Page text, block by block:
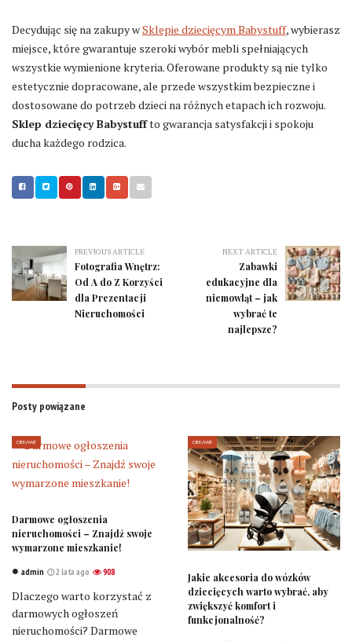
Decydując się na zakupy wSklepie dziecięcym Babystuff, wybierasz
miejsce, które gwarantuje szeroki wybór mebli spełniających
wszystkie wymienione kryteria. Oferowane produkty są nie tylko
estetycznie dopracowane, ale przede wszystkim bezpieczne i
dostosowane do potrzeb dzieci na różnych etapach ich rozwoju.
Sklep dziecięcy Babystuffto gwarancja satysfakcji i spokoju
ducha każdego rodzica.
PREVIOUS ARTICLE
Fotografia Wnętrz:
Od A do Z Korzyści
dla Prezentacji
Nieruchomości
NEXT ARTICLE
Zabawki
edukacyjne dla
niemowląt – jak
wybrać te
najlepsze?
Posty powiązane
CIEKAWE
Darmowe ogłoszenia
nieruchomości – Znajdź swoje
wymarzone mieszkanie!
admin 2 lata ago 908
Dlaczego warto korzystać z
darmowych ogłoszeń
nieruchomości? Darmowe
CIEKAWE
Jakie akcesoria do wózków
dziecięcych warto wybrać, aby
zwiększyć komfort i
funkcjonalność?